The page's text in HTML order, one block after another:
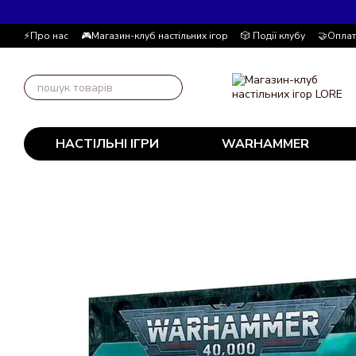
⚡Про нас 🎮Магазин-клуб настільних ігор 🎲 Події клубу
📚Блог
Автор блогу 📰 Угода користувача 💸
НАСТІЛЬНІ ІГРИ WARHAMMER